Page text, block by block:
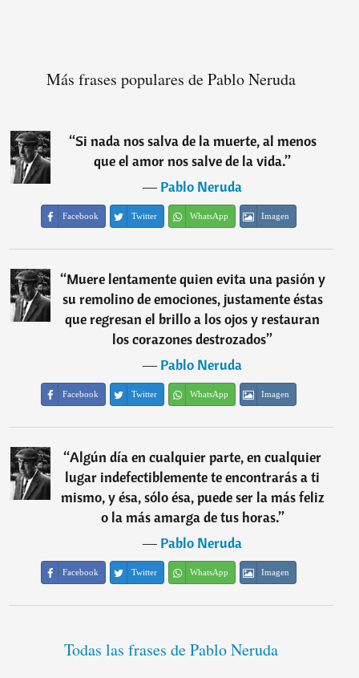
Más frases populares de Pablo Neruda
“Si nada nos salva de la muerte, al menos
que el amor nos salve de la vida.”
―Pablo Neruda
Facebook Twitter WhatsApp Imagen
“Muere lentamente quien evita una pasión y
su remolino de emociones, justamente éstas
que regresan el brillo a los ojos y restauran
los corazones destrozados”
―Pablo Neruda
Facebook Twitter WhatsApp Imagen
“Algún día en cualquier parte, en cualquier
lugar indefectiblemente te encontrarás a ti
mismo, y ésa, sólo ésa, puede ser la más feliz
o la más amarga de tus horas.”
―Pablo Neruda
Facebook Twitter WhatsApp Imagen
Todas las frases de Pablo Neruda